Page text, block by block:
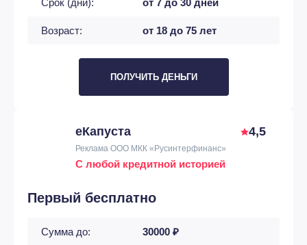
Срок (дни): от 7 до 30 дней
Возраст: от 18 до 75 лет
ПОЛУЧИТЬ ДЕНЬГИ
еКапуста 4,5
Реклама ООО МКК «Русинтерфинанс»
С любой кредитной историей
Первый бесплатно
Сумма до: 30000 ₽